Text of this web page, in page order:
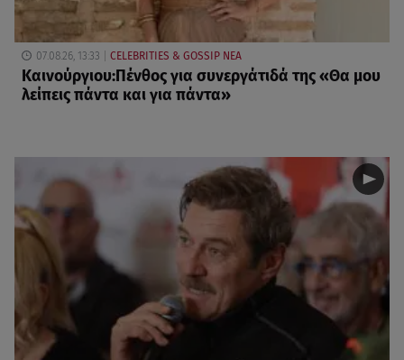
07.08.26, 13:33 CELEBRITIES & GOSSIP ΝΕΑ
Καινούργιου:Πένθος για συνεργάτιδά της «Θα μου
λείπεις πάντα και για πάντα»